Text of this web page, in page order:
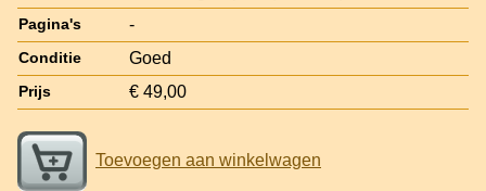
Pagina's -
Conditie Goed
Prijs € 49,00
Toevoegen aan winkelwagen